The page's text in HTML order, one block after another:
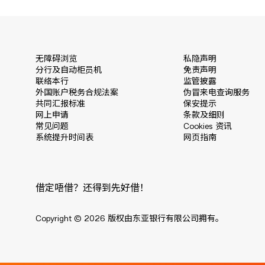
无障碍浏览
分行及自动柜员机
联络本行
外国账户税务合规法案
共同汇报标准
网上申请
常见问题
系统提升时间表
私隐声明
免责声明
监管披露
伪冒来电查询服务
保安提示
条款及细则
Cookies 资讯
网页指南
借定唔借？还得到先好借！
Copyright © 2026 版权由东亚银行有限公司拥有。